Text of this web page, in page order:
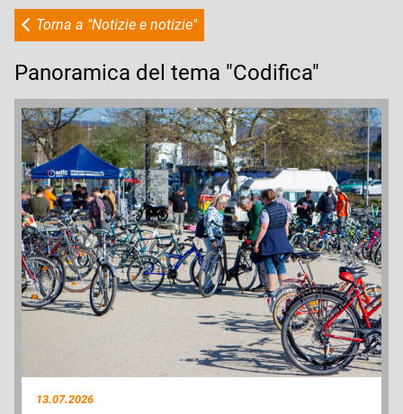
Torna a "Notizie e notizie"
Panoramica del tema "Codifica"
13.07.2026